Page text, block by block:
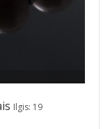
Ilgis: 19